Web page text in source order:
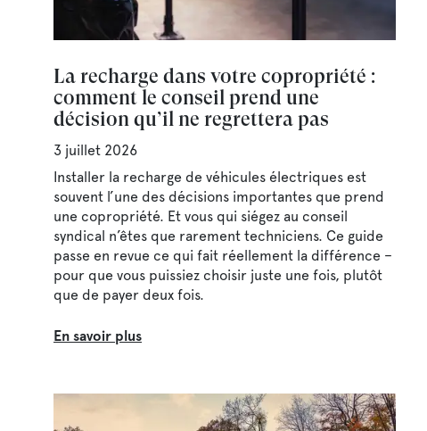
La recharge dans votre copropriété :
comment le conseil prend une
décision qu’il ne regrettera pas
3 juillet 2026
Installer la recharge de véhicules électriques est
souvent l’une des décisions importantes que prend
une copropriété. Et vous qui siégez au conseil
syndical n’êtes que rarement techniciens. Ce guide
passe en revue ce qui fait réellement la différence –
pour que vous puissiez choisir juste une fois, plutôt
que de payer deux fois.
En savoir plus